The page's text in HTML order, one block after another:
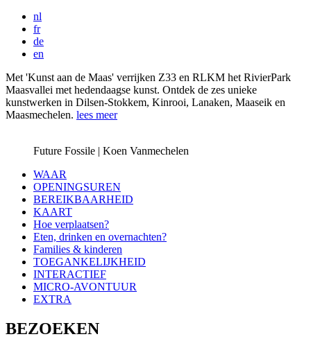
nl
fr
de
en
Met 'Kunst aan de Maas' verrijken Z33 en RLKM het RivierPark
Maasvallei met hedendaagse kunst. Ontdek de zes unieke
kunstwerken in Dilsen-Stokkem, Kinrooi, Lanaken, Maaseik en
Maasmechelen. lees meer
Future Fossile | Koen Vanmechelen
WAAR
OPENINGSUREN
BEREIKBAARHEID
KAART
Hoe verplaatsen?
Eten, drinken en overnachten?
Families & kinderen
TOEGANKELIJKHEID
INTERACTIEF
MICRO-AVONTUUR
EXTRA
BEZOEKEN